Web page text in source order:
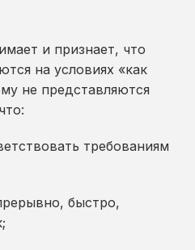
и признает, что
на условиях «как
не представляются
требованиям
быстро,